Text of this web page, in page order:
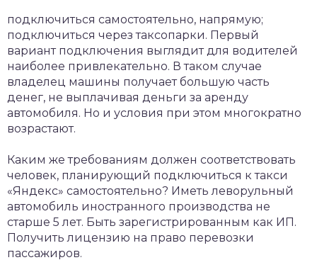
подключиться самостоятельно, напрямую;
подключиться через таксопарки. Первый
вариант подключения выглядит для водителей
наиболее привлекательно. В таком случае
владелец машины получает большую часть
денег, не выплачивая деньги за аренду
автомобиля. Но и условия при этом многократно
возрастают.
Каким же требованиям должен соответствовать
человек, планирующий подключиться к такси
«Яндекс» самостоятельно? Иметь леворульный
автомобиль иностранного производства не
старше 5 лет. Быть зарегистрированным как ИП.
Получить лицензию на право перевозки
пассажиров.